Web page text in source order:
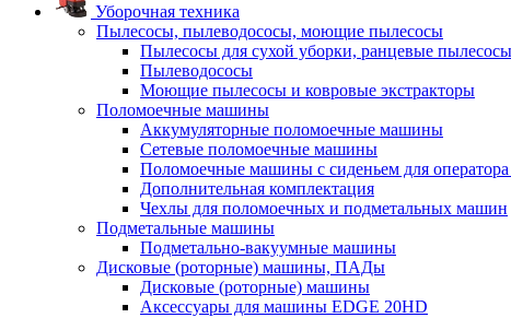
Уборочная техника
Пылесосы, пылеводососы, моющие пылесосы
Пылесосы для сухой уборки, ранцевые пылесосы
Пылеводососы
Моющие пылесосы и ковровые экстракторы
Поломоечные машины
Аккумуляторные поломоечные машины
Сетевые поломоечные машины
Поломоечные машины с сиденьем для
Дополнительная комплектация
Чехлы для поломоечных и подметальных машин
Подметальные машины
Подметально-вакуумные машины
Дисковые (роторные) машины, ПАДы
Дисковые (роторные) машины
Аксессуары для машины EDGE 20HD